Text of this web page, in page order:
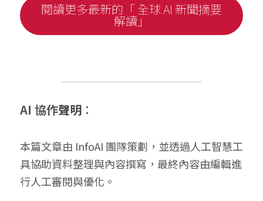
閱讀更多最新的「 全球 AI 新聞摘要
解讀」
AI 協作聲明 ：
本篇文章由 InfoAI 團隊策劃，並透過人工智慧工
具協助資料整理與內容撰寫，最終內容由編輯進
行人工審閱與優化。